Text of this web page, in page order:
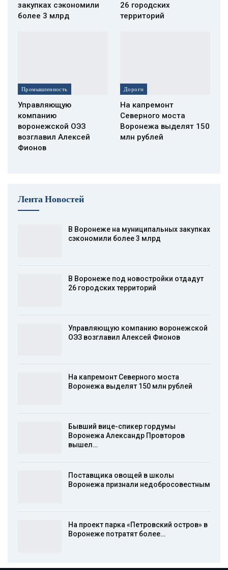
закупках сэкономили
более 3 млрд
26 городских
территорий
Промышленность
Управляющую
компанию
воронежской ОЭЗ
возглавил Алексей
Фионов
Дороги
На капремонт
Северного моста
Воронежа выделят 150
млн рублей
Лента Новостей
В Воронеже на муниципальных закупках
сэкономили более 3 млрд
В Воронеже под новостройки отдадут
26 городских территорий
Управляющую компанию воронежской
ОЭЗ возглавил Алексей Фионов
На капремонт Северного моста
Воронежа выделят 150 млн рублей
Бывший вице-спикер гордумы
Воронежа Александр Провторов
вышел…
Поставщика овощей в школы
Воронежа признали недобросовестным
На проект парка «Петровский остров» в
Воронеже потратят более…